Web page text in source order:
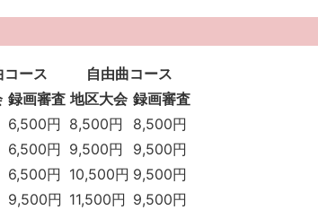
コース
自由曲コース
録画審査 地区大会 録画審査
6,500円 8,500円
8,500円
6,500円 9,500円
9,500円
6,500円 10,500円 9,500円
9,500円 11,500円 9,500円